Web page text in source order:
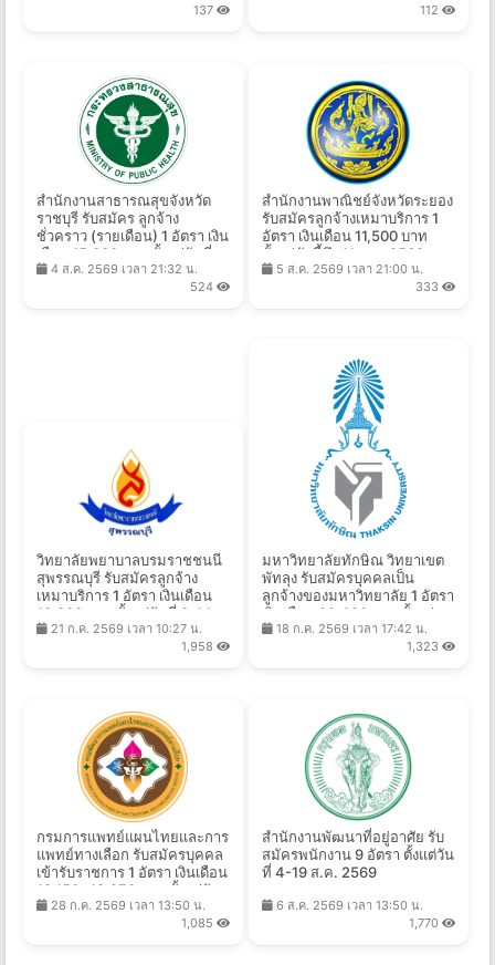
137 112
สำนักงานสาธารณสุขจังหวัด
ราชบุรี รับสมัคร ลูกจ้าง
ชั่วคราว (รายเดือน) 1 อัตรา เงิน
เดือน 15,000 บาท ตั้งแต่วันที่
5-11 ส.ค. 2569
4 ส.ค. 2569 เวลา 21:32 น.
524
สำนักงานพาณิชย์จังหวัดระยอง
รับสมัครลูกจ้างเหมาบริการ 1
อัตรา เงินเดือน 11,500 บาท
ตั้งแต่บัดนี้ถึง 11 ส.ค. 2569
5 ส.ค. 2569 เวลา 21:00 น.
333
วิทยาลัยพยาบาลบรมราชชนนี
สุพรรณบุรี รับสมัครลูกจ้าง
เหมาบริการ 1 อัตรา เงินเดือน
13,300 บาท ตั้งแต่วันที่ 3-14
ส.ค. 2569
21 ก.ค. 2569 เวลา 10:27 น.
1,958
มหาวิทยาลัยทักษิณ วิทยาเขต
พัทลุง รับสมัครบุคคลเป็น
ลูกจ้างของมหาวิทยาลัย 1 อัตรา
เงินเดือน 20,480 บาท ตั้งแต่
บัดนี้ - 11 ส.ค. 2569
18 ก.ค. 2569 เวลา 17:42 น.
1,323
กรมการแพทย์แผนไทยและการ
แพทย์ทางเลือก รับสมัครบุคคล
เข้ารับราชการ 1 อัตรา เงินเดือน
18,150- 19,970 บาท ตั้งแต่วัน
ที่ 22 ก.ค. - 17 ส.ค. 2569
28 ก.ค. 2569 เวลา 13:50 น.
1,085
สำนักงานพัฒนาที่อยู่อาศัย รับ
สมัครพนักงาน 9 อัตรา ตั้งแต่วัน
ที่ 4-19 ส.ค. 2569
6 ส.ค. 2569 เวลา 13:50 น.
1,770